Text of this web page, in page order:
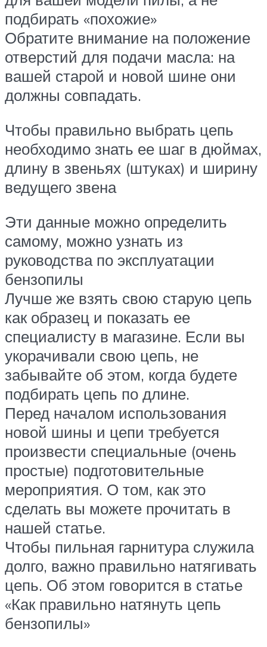
подбирать «похожие»
Обратите внимание на положение
отверстий для подачи масла: на
вашей старой и новой шине они
должны совпадать.
Чтобы правильно выбрать цепь
необходимо знать ее шаг в дюймах,
длину в звеньях (штуках) и ширину
ведущего звена
Эти данные можно определить
самому, можно узнать из
руководства по эксплуатации
бензопилы
Лучше же взять свою старую цепь
как образец и показать ее
специалисту в магазине. Если вы
укорачивали свою цепь, не
забывайте об этом, когда будете
подбирать цепь по длине.
Перед началом использования
новой шины и цепи требуется
произвести специальные (очень
простые) подготовительные
мероприятия. О том, как это
сделать вы можете прочитать в
нашей статье.
Чтобы пильная гарнитура служила
долго, важно правильно натягивать
цепь. Об этом говорится в статье
«Как правильно натянуть цепь
бензопилы»